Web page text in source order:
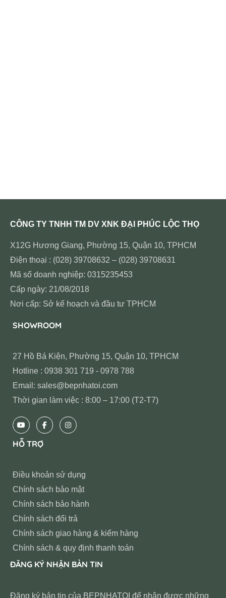
CÔNG TY TNHH TM DV XNK ĐẠI PHÚC LỘC THỌ
X12G Hương Giang, Phường 15, Quận 10, TPHCM
Điện thoại : (028) 39708632 – (028) 39708631
Mã số doanh nghiệp: 0315235453
Cấp ngày: 21/08/2018
Nơi cấp: Sở kế hoạch và đầu tư TPHCM
SHOWROOM
27 Hồ Bá Kiện, Phường 15, Quận 10, TPHCM
Hotline : 0938 301 719 - 0978 788
Email: sales@bepnhatoi.com
Thời gian làm việc : 8:00 – 17:00 (T2-T7)
HỖ TRỢ
Điều khoản sử dụng
Chính sách bảo mật
Chính sách bảo hành
Chính sách đổi trả
Chính sách giao hàng & kiểm hàng
Chính sách & quy định thanh toán
ĐĂNG KÝ NHẬN BẢN TIN
Đăng ký bản tin của BEPNHATOI để nhận được những